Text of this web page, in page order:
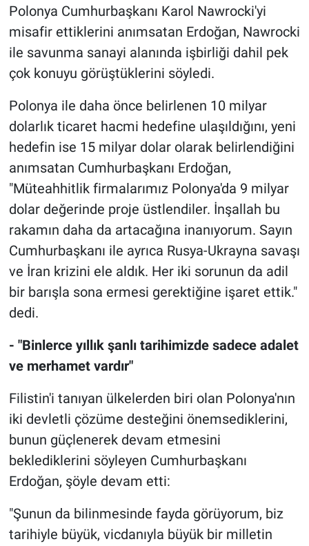
Polonya Cumhurbaşkanı Karol Nawrocki'yi
misafir ettiklerini anımsatan Erdoğan, Nawrocki
ile savunma sanayi alanında işbirliği dahil pek
çok konuyu görüştüklerini söyledi.
Polonya ile daha önce belirlenen 10 milyar
dolarlık ticaret hacmi hedefine ulaşıldığını, yeni
hedefin ise 15 milyar dolar olarak belirlendiğini
anımsatan Cumhurbaşkanı Erdoğan,
"Müteahhitlik firmalarımız Polonya'da 9 milyar
dolar değerinde proje üstlendiler. İnşallah bu
rakamın daha da artacağına inanıyorum. Sayın
Cumhurbaşkanı ile ayrıca Rusya-Ukrayna savaşı
ve İran krizini ele aldık. Her iki sorunun da adil
bir barışla sona ermesi gerektiğine işaret ettik."
dedi.
- "Binlerce yıllık şanlı tarihimizde sadece adalet
ve merhamet vardır"
Filistin'i tanıyan ülkelerden biri olan Polonya'nın
iki devletli çözüme desteğini önemsediklerini,
bunun güçlenerek devam etmesini
beklediklerini söyleyen Cumhurbaşkanı
Erdoğan, şöyle devam etti:
"Şunun da bilinmesinde fayda görüyorum, biz
tarihiyle büyük, vicdanıyla büyük bir milletin